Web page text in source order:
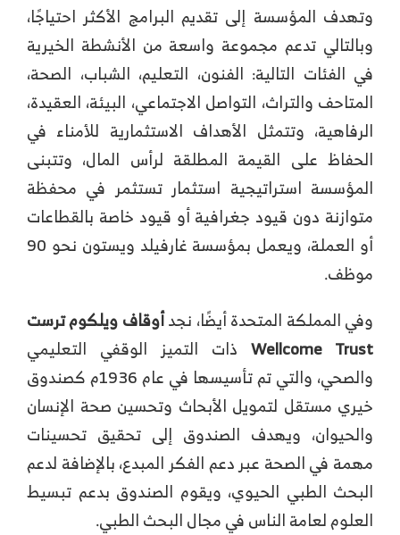
وتهدف المؤسسة إلى تقديم البرامج الأكثر احتياجًا،
وبالتالي تدعم مجموعة واسعة من الأنشطة الخيرية
في الفئات التالية: الفنون، التعليم، الشباب، الصحة،
المتاحف والتراث، التواصل الاجتماعي، البيئة، العقيدة،
الرفاهية، وتتمثل الأهداف الاستثمارية للأمناء في
الحفاظ على القيمة المطلقة لرأس المال، وتتبنى
المؤسسة استراتيجية استثمار تستثمر في محفظة
متوازنة دون قيود جغرافية أو قيود خاصة بالقطاعات
أو العملة، ويعمل بمؤسسة غارفيلد ويستون نحو 90
موظف.
وفي المملكة المتحدة أيضًا، نجدأوقاف ويلكوم ترست
Wellcome Trust ذات التميز الوقفي التعليمي
والصحي، والتي تم تأسيسها في عام 1936م كصندوق
خيري مستقل لتمويل الأبحاث وتحسين صحة الإنسان
والحيوان، ويهدف الصندوق إلى تحقيق تحسينات
مهمة في الصحة عبر دعم الفكر المبدع، بالإضافة لدعم
البحث الطبي الحيوي، ويقوم الصندوق بدعم تبسيط
العلوم لعامة الناس في مجال البحث الطبي.